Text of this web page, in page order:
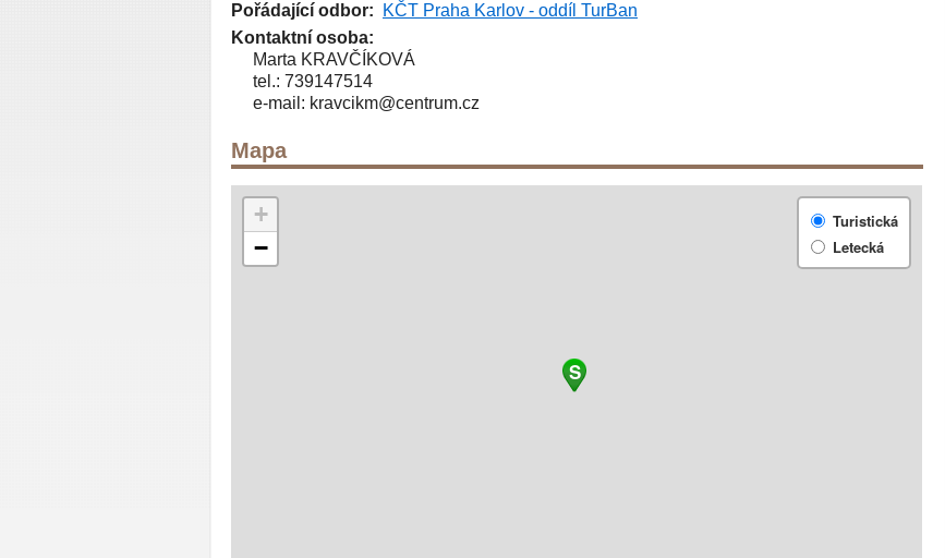
Pořádající odbor:
KČT Praha Karlov - oddíl TurBan
Kontaktní osoba:
Marta KRAVČÍKOVÁ
tel.: 739147514
e-mail: kravcikm@centrum.cz
Mapa
S
+
−
Turistická
Letecká